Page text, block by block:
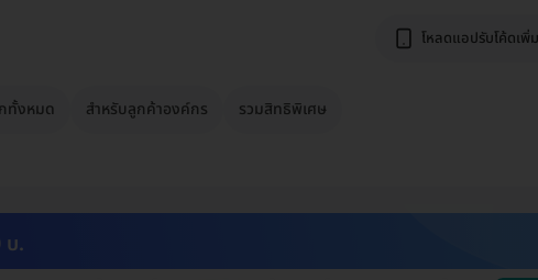
โหลดแอปรับโค้ดเพิ่ม
ทั้งหมด สำหรับลูกค้าองค์กร รวมสิทธิพิเศษ
บ.